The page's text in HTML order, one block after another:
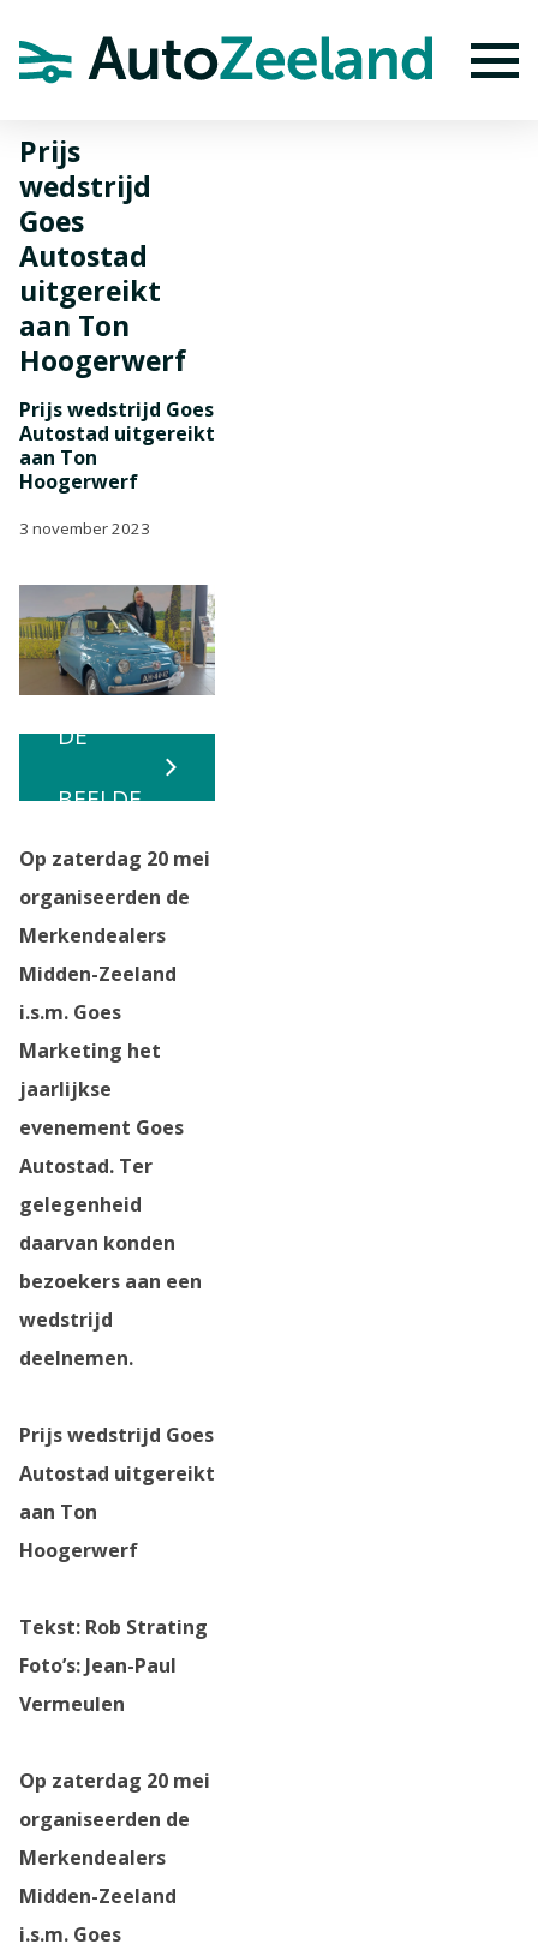
Hoogerwerf
Prijs
wedstrijd
Goes
Autostad
uitgereikt
aan Ton
Hoogerwerf
Prijs wedstrijd Goes
Autostad uitgereikt
aan Ton
Hoogerwerf
3 november 2023
BEKIJK
DE
BEELDE
N
Op zaterdag 20 mei
organiseerden de
Merkendealers
Midden-Zeeland
i.s.m. Goes
Marketing het
jaarlijkse
evenement Goes
Autostad. Ter
gelegenheid
daarvan konden
bezoekers aan een
wedstrijd
deelnemen.
Prijs wedstrijd Goes
Autostad uitgereikt
aan Ton
Hoogerwerf
Tekst: Rob Strating
Foto’s: Jean-Paul
Vermeulen
Op zaterdag 20 mei
organiseerden de
Merkendealers
Midden-Zeeland
i.s.m. Goes